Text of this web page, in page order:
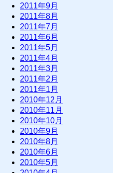
2011年9月
2011年8月
2011年7月
2011年6月
2011年5月
2011年4月
2011年3月
2011年2月
2011年1月
2010年12月
2010年11月
2010年10月
2010年9月
2010年8月
2010年6月
2010年5月